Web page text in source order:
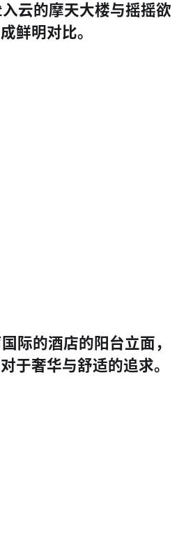
云的摩天大楼与摇摇欲
鲜明对比。
际的酒店的阳台立面，
于奢华与舒适的追求。